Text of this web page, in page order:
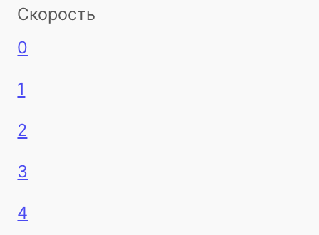
Скорость
0
1
2
3
4